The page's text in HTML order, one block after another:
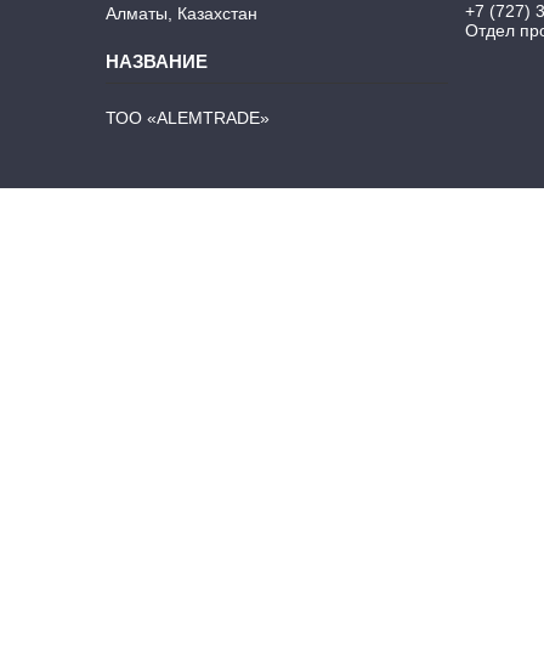
Алматы, Казахстан
ТОО «ALEMTRADE»
+7 (727)
Отдел